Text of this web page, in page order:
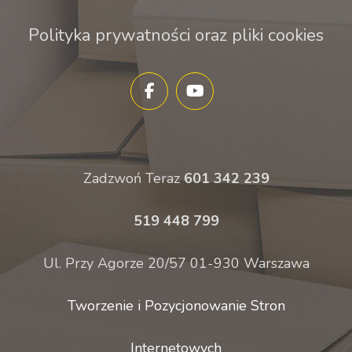
Polityka prywatności oraz pliki cookies
Zadzwoń Teraz601 342 239
519 448 799
Ul. Przy Agorze 20/57 01-930 Warszawa
Tworzenie i Pozycjonowanie Stron
Internetowych